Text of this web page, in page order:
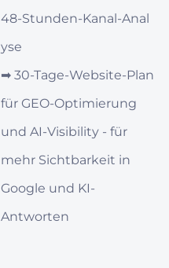
48‑Stunden‑Kanal‑Anal
yse
➡︎ 30‑Tage‑Website-Plan
für GEO‑Optimierung
und AI‑Visibility - für
mehr Sichtbarkeit in
Google und KI-
Antworten